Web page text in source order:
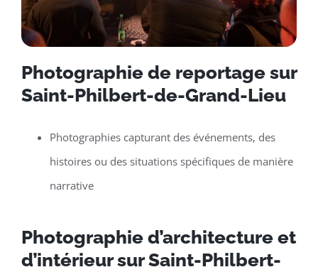
Photographie de reportage sur
Saint-Philbert-de-Grand-Lieu
Photographies capturant des événements, des
histoires ou des situations spécifiques de manière
narrative
Photographie d’architecture et
d’intérieur sur Saint-Philbert-